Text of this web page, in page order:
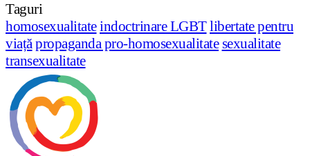
Taguri
homosexualitateindoctrinare LGBTlibertate pentru
viațăpropaganda pro-homosexualitate sexualitate
transexualitate